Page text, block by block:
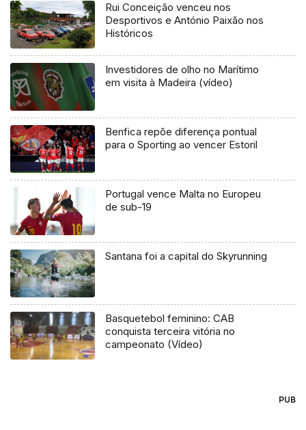
Rui Conceição venceu nos
Desportivos e António Paixão nos
Históricos
Investidores de olho no Marítimo
em visita à Madeira (vídeo)
Benfica repõe diferença pontual
para o Sporting ao vencer Estoril
Portugal vence Malta no Europeu
de sub-19
Santana foi a capital do Skyrunning
Basquetebol feminino: CAB
conquista terceira vitória no
campeonato (Vídeo)
PUB